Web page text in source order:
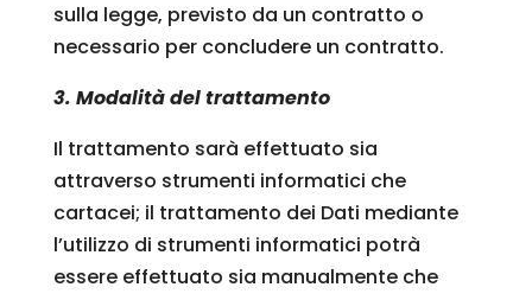
sulla legge, previsto da un contratto o
necessario per concludere un contratto.
3. Modalità del trattamento
Il trattamento sarà effettuato sia
attraverso strumenti informatici che
cartacei; il trattamento dei Dati mediante
l’utilizzo di strumenti informatici potrà
essere effettuato sia manualmente che